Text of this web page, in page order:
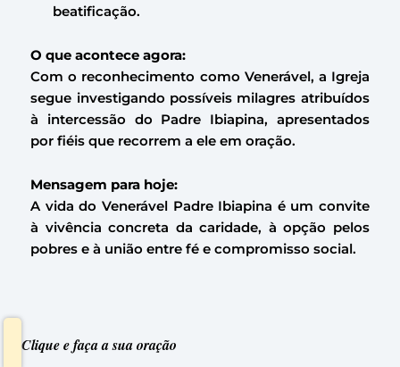
beatificação.
O que acontece agora:
Com o reconhecimento como Venerável, a Igreja
segue investigando possíveis milagres atribuídos
à intercessão do Padre Ibiapina, apresentados
por fiéis que recorrem a ele em oração.
Mensagem para hoje:
A vida do Venerável Padre Ibiapina é um convite
à vivência concreta da caridade, à opção pelos
pobres e à união entre fé e compromisso social.
Clique e faça a sua oração